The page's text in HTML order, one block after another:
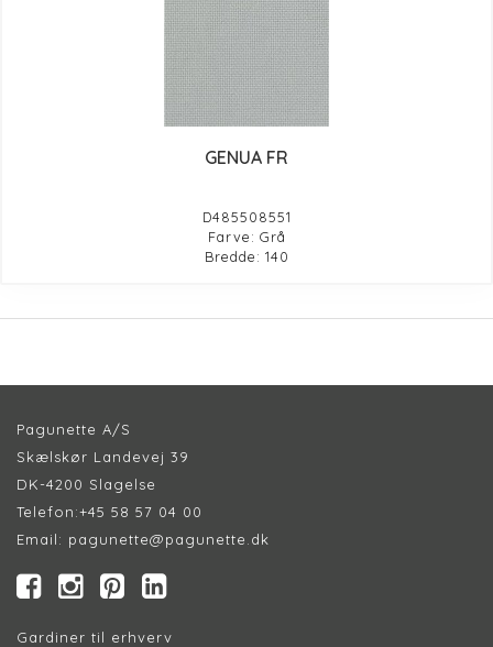
GENUA FR
D485508551
Farve: Grå
Bredde: 140
Pagunette A/S
Skælskør Landevej 39
DK-4200 Slagelse
Telefon:+45 58 57 04 00
Email: pagunette@pagunette.dk
Gardiner til erhverv